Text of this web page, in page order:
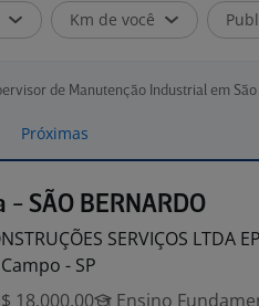
Km de você
de Manutenção Industrial em
Próximas
- SÃO BERNARDO
SERVIÇOS LTDA
- SP
18.000,00
Ensino